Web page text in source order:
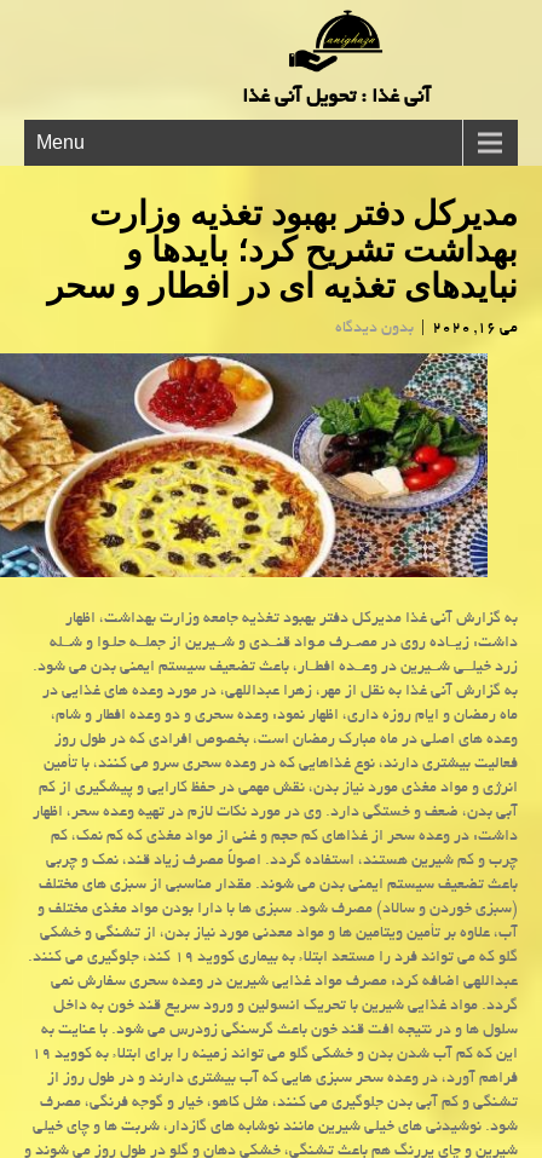
آنی غذا : تحویل آنی غذا
Menu
مدیركل دفتر بهبود تغذیه وزارت
بهداشت تشریح كرد؛ بایدها و
نبایدهای تغذیه ای در افطار و سحر
می 16, 2020 | بدون دیدگاه
به گزارش آنی غذا مدیركل دفتر بهبود تغذیه جامعه وزارت بهداشت، اظهار
داشت: زﻳــﺎده روی در ﻣﺼــﺮف ﻣـﻮاد ﻗﻨــﺪی و ﺷــﻴﺮﻳﻦ از ﺟﻤﻠــﻪ ﺣﻠـﻮا و ﺷــﻠﻪ
زرد ﺧﻴﻠــﻰ ﺷــﻴﺮﻳﻦ در وﻋــﺪه اﻓﻄــﺎر، باعث تضعیف سیستم ایمنی بدن می شود.
به گزارش آنی غذا به نقل از مهر، زهرا عبداللهی، در مورد وعده های غذایی در
ماه رمضان و ایام روزه داری، اظهار نمود: وعده سحری و دو وعده افطار و شام،
وعده های اصلی در ماه مبارک رمضان است، بخصوص افرادی که در طول روز
فعالیت بیشتری دارند، نوع غذاهایی که در وعده سحری سرو می کنند، با تأمین
انرژی و مواد مغذی مورد نیاز بدن، نقش مهمی در حفظ کارایی و پیشگیری از کم
آبی بدن، ضعف و خستگی دارد. وی در مورد نکات لازم در تهیه وعده سحر، اظهار
داشت: در وعده سحر از غذاهای کم حجم و غنی از مواد مغذی که کم نمک، کم
چرب و کم شیرین هستند، استفاده گردد. اصولاً مصرف زیاد قند، نمک و چربی
باعث تضعیف سیستم ایمنی بدن می شوند. مقدار مناسبی از سبزی های مختلف
(سبزی خوردن و سالاد) مصرف شود. سبزی ها با دارا بودن مواد مغذی مختلف و
آب، علاوه بر تأمین ویتامین ها و مواد معدنی مورد نیاز بدن، از تشنگی و خشکی
گلو که می تواند فرد را مستعد ابتلاء به بیماری کووید ۱۹ کند، جلوگیری می کنند.
عبداللهی اضافه کرد: مصرف مواد غذایی شیرین در وعده سحری سفارش نمی
گردد. مواد غذایی شیرین با تحریک انسولین و ورود سریع قند خون به داخل
سلول ها و در نتیجه افت قند خون باعث گرسنگی زودرس می شود. با عنایت به
این که کم آب شدن بدن و خشکی گلو می تواند زمینه را برای ابتلاء به کووید ۱۹
فراهم آورد، در وعده سحر سبزی هایی که آب بیشتری دارند و در طول روز از
تشنگی و کم آبی بدن جلوگیری می کنند، مثل کاهو، خیار و گوجه فرنگی، مصرف
شود. نوشیدنی های خیلی شیرین مانند نوشابه های گازدار، شربت ها و چای خیلی
شیرین و چای پررنگ هم باعث تشنگی، خشکی دهان و گلو در طول روز می شوند و